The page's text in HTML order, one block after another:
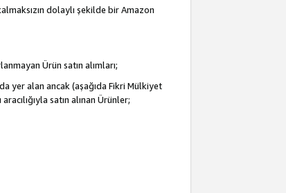
dolaylı şekilde bir Amazon
Ürün satın alımları;
yer alan ancak (aşağıda Fikri Mülkiyet
satın alınan Ürünler;